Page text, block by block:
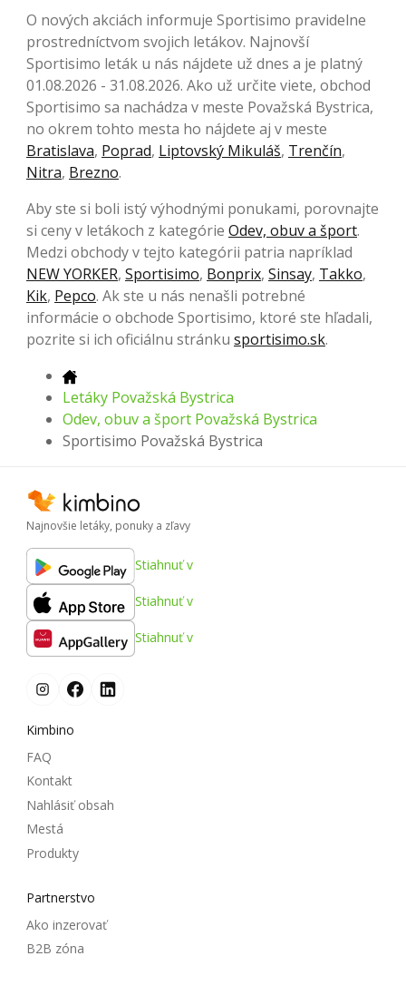
O nových akciách informuje Sportisimo pravidelne
prostredníctvom svojich letákov. Najnovší
Sportisimo leták u nás nájdete už dnes a je platný
01.08.2026 - 31.08.2026. Ako už určite viete, obchod
Sportisimo sa nachádza v meste Považská Bystrica,
no okrem tohto mesta ho nájdete aj v meste
Bratislava, Poprad, Liptovský Mikuláš, Trenčín,
Nitra, Brezno.
Aby ste si boli istý výhodnými ponukami, porovnajte
si ceny v letákoch z kategórie Odev, obuv a šport.
Medzi obchody v tejto kategórii patria napríklad
NEW YORKER, Sportisimo, Bonprix, Sinsay, Takko,
Kik, Pepco. Ak ste u nás nenašli potrebné
informácie o obchode Sportisimo, ktoré ste hľadali,
pozrite si ich oficiálnu stránku sportisimo.sk.
Letáky Považská Bystrica
Odev, obuv a šport Považská Bystrica
Sportisimo Považská Bystrica
Najnovšie letáky, ponuky a zľavy
Stiahnuť v
Stiahnuť v
Stiahnuť v
Kimbino
FAQ
Kontakt
Nahlásiť obsah
Mestá
Produkty
Partnerstvo
Ako inzerovať
B2B zóna